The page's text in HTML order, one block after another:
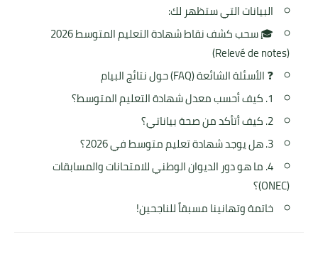
البيانات التي ستظهر لك:
🎓 سحب كشف نقاط شهادة التعليم المتوسط 2026
(Relevé de notes)
❓ الأسئلة الشائعة (FAQ) حول نتائج البيام
1. كيف أحسب معدل شهادة التعليم المتوسط؟
2. كيف أتأكد من صحة بياناتي؟
3. هل يوجد شهادة تعليم متوسط في 2026؟
4. ما هو دور الديوان الوطني للامتحانات والمسابقات
(ONEC)؟
خاتمة وتهانينا مسبقاً للناجحين!